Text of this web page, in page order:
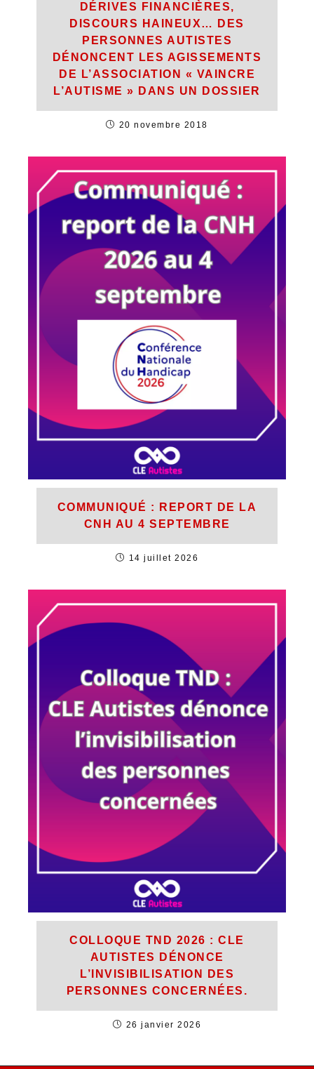
DÉRIVES FINANCIÈRES,
DISCOURS HAINEUX… DES
PERSONNES AUTISTES
DÉNONCENT LES AGISSEMENTS
DE L’ASSOCIATION « VAINCRE
L’AUTISME » DANS UN DOSSIER
20 novembre 2018
COMMUNIQUÉ : REPORT DE LA
CNH AU 4 SEPTEMBRE
14 juillet 2026
COLLOQUE TND 2026 : CLE
AUTISTES DÉNONCE
L’INVISIBILISATION DES
PERSONNES CONCERNÉES.
26 janvier 2026